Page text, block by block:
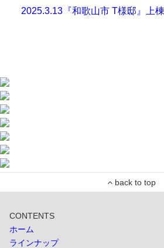
2025.3.13 『和歌山市 T様邸』上
CONTENTS
ホーム
ラインナップ